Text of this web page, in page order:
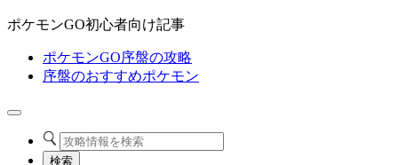
ポケモンGO初心者向け記事
ポケモンGO序盤の攻略
序盤のおすすめポケモン
検索